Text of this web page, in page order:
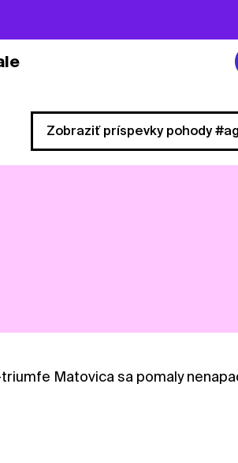
Zobraziť príspevky pohody
Matovica sa pomaly